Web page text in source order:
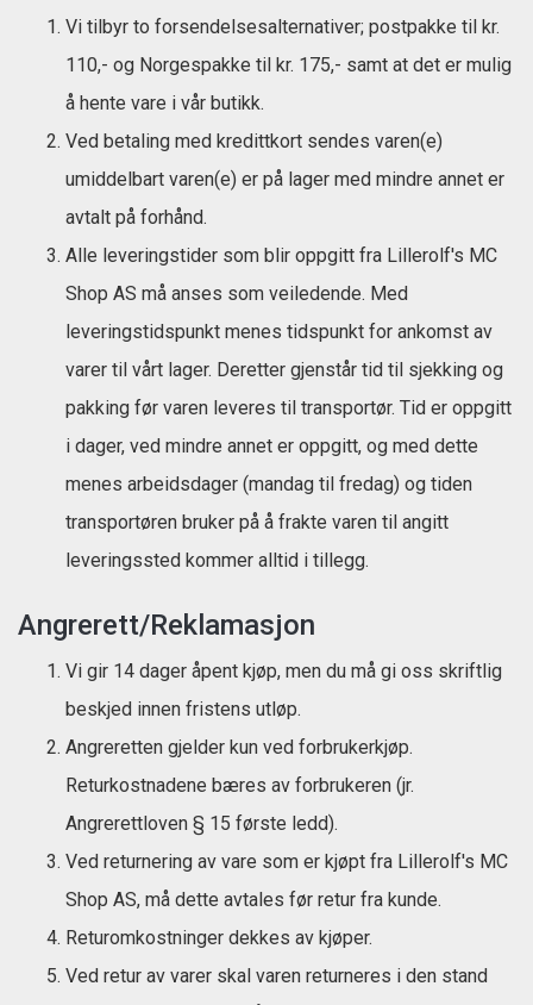
Vi tilbyr to forsendelsesalternativer; postpakke til kr.
110,- og Norgespakke til kr. 175,- samt at det er mulig
å hente vare i vår butikk.
Ved betaling med kredittkort sendes varen(e)
umiddelbart varen(e) er på lager med mindre annet er
avtalt på forhånd.
Alle leveringstider som blir oppgitt fra Lillerolf's MC
Shop AS må anses som veiledende. Med
leveringstidspunkt menes tidspunkt for ankomst av
varer til vårt lager. Deretter gjenstår tid til sjekking og
pakking før varen leveres til transportør. Tid er oppgitt
i dager, ved mindre annet er oppgitt, og med dette
menes arbeidsdager (mandag til fredag) og tiden
transportøren bruker på å frakte varen til angitt
leveringssted kommer alltid i tillegg.
Angrerett/Reklamasjon
Vi gir 14 dager åpent kjøp, men du må gi oss skriftlig
beskjed innen fristens utløp.
Angreretten gjelder kun ved forbrukerkjøp.
Returkostnadene bæres av forbrukeren (jr.
Angrerettloven § 15 første ledd).
Ved returnering av vare som er kjøpt fra Lillerolf's MC
Shop AS, må dette avtales før retur fra kunde.
Returomkostninger dekkes av kjøper.
Ved retur av varer skal varen returneres i den stand